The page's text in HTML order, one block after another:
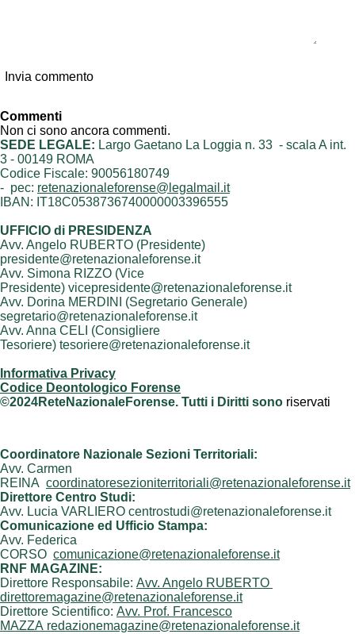
Invia commento
Commenti
Non ci sono ancora commenti.
SEDE LEGALE: Largo Gaetano La Loggia n. 33 - scala A int.
3 - 00149 ROMA
Codice Fiscale: 90056180749
- pec: retenazionaleforense@legalmail.it
IBAN: IT18C0538736740000003396555
UFFICIO di PRESIDENZA
Avv. Angelo RUBERTO (Presidente)
presidente@retenazionaleforense.it
Avv. Simona RIZZO (Vice
Presidente) vicepresidente@retenazionaleforense.it
Avv. Dorina MERDINI (Segretario Generale)
segretario@retenazionaleforense.it
Avv. Anna CELI (Consigliere
Tesoriere) tesoriere@retenazionaleforense.it
Informativa Privacy
Codice Deontologico Forense
©2024ReteNazionaleForense. Tutti i Diritti sono riservati
Coordinatore Nazionale Sezioni Territoriali:
Avv. Carmen
REINA coordinatoresezioniterritoriali@retenazionaleforense.it
Direttore Centro Studi:
Avv. Lucia VARLIERO centrostudi@retenazionaleforense.it
Comunicazione ed Ufficio Stampa:
Avv. Federica
CORSO comunicazione@retenazionaleforense.it
RNF MAGAZINE:
Direttore Responsabile: Avv. Angelo RUBERTO
direttoremagazine@retenazionaleforense.it
Direttore Scientifico: Avv. Prof. Francesco
MAZZA redazionemagazine@retenazionaleforense.it